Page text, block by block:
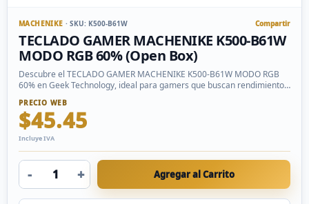
MACHENIKE · SKU: K500-B61W Compartir
TECLADO GAMER MACHENIKE K500-B61W
MODO RGB 60% (Open Box)
Descubre el TECLADO GAMER MACHENIKE K500-B61W MODO RGB
60% en Geek Technology, ideal para gamers que buscan rendimiento y
PRECIO WEB
$45.45
Incluye IVA
- + Agregar al Carrito